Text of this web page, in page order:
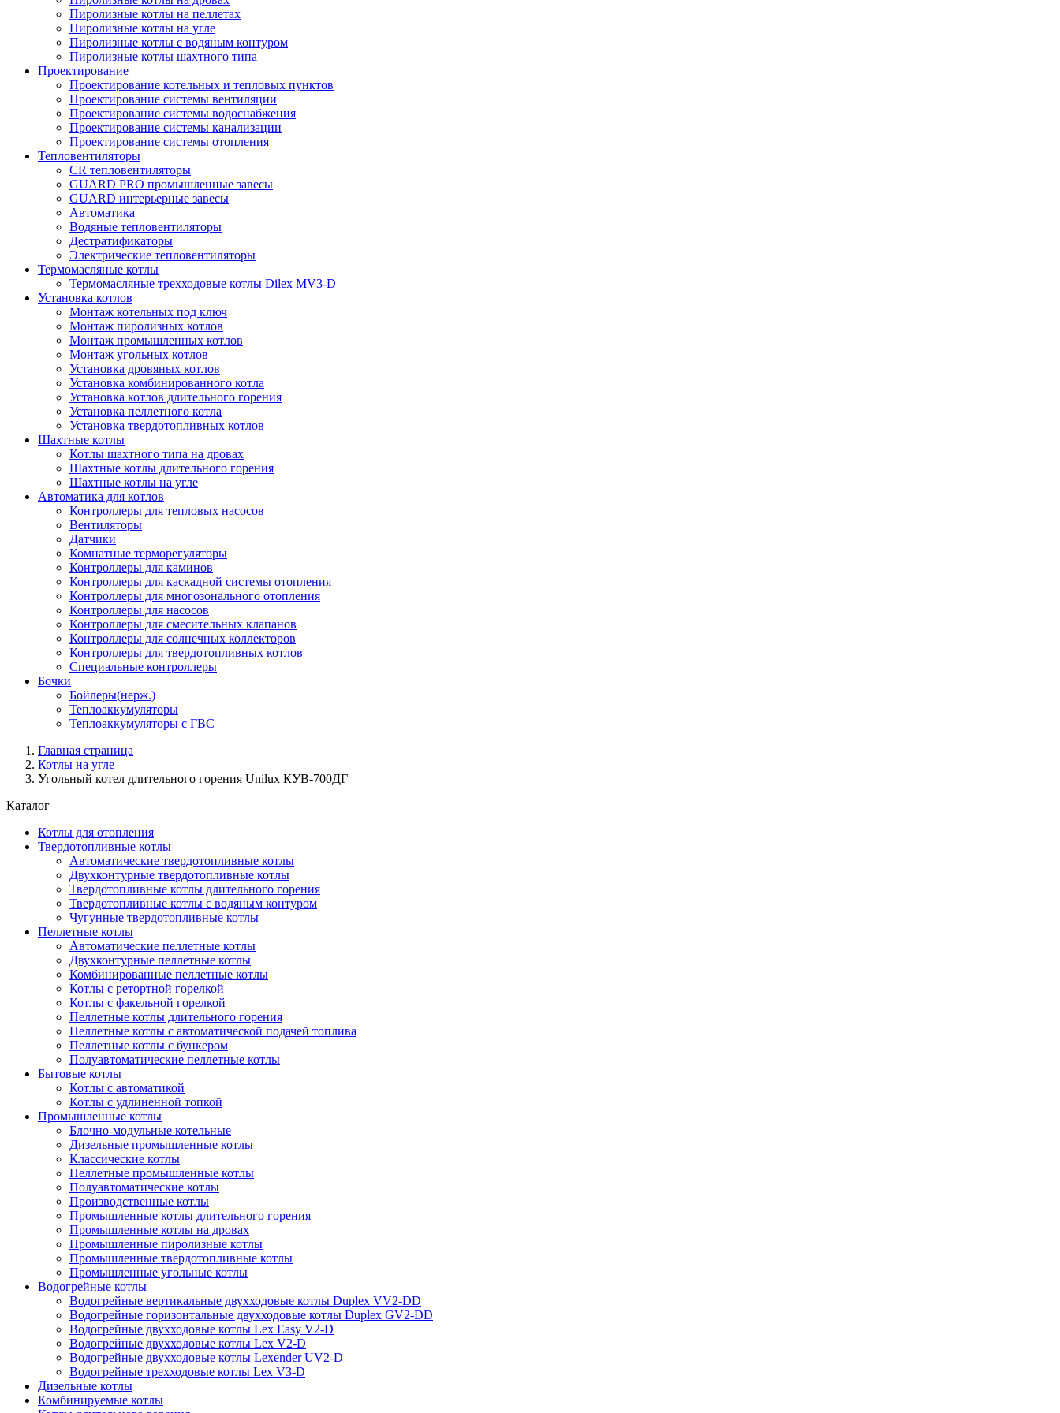
Пиролизные котлы на пеллетах
Пиролизные котлы на угле
Пиролизные котлы с водяным контуром
Пиролизные котлы шахтного типа
Проектирование
Проектирование котельных и тепловых пунктов
Проектирование системы вентиляции
Проектирование системы водоснабжения
Проектирование системы канализации
Проектирование системы отопления
Тепловентиляторы
CR тепловентиляторы
GUARD PRO промышленные завесы
GUARD интерьерные завесы
Автоматика
Водяные тепловентиляторы
Дестратификаторы
Электрические тепловентиляторы
Термомасляные котлы
Термомасляные трехходовые котлы Dilex MV3-D
Установка котлов
Монтаж котельных под ключ
Монтаж пиролизных котлов
Монтаж промышленных котлов
Монтаж угольных котлов
Установка дровяных котлов
Установка комбинированного котла
Установка котлов длительного горения
Установка пеллетного котла
Установка твердотопливных котлов
Шахтные котлы
Котлы шахтного типа на дровах
Шахтные котлы длительного горения
Шахтные котлы на угле
Автоматика для котлов
Контроллеры для тепловых насосов
Вентиляторы
Датчики
Комнатные терморегуляторы
Контроллеры для каминов
Контроллеры для каскадной системы отопления
Контроллеры для многозонального отопления
Контроллеры для насосов
Контроллеры для смесительных клапанов
Контроллеры для солнечных коллекторов
Контроллеры для твердотопливных котлов
Специальные контроллеры
Бочки
Бойлеры(нерж.)
Теплоаккумуляторы
Теплоаккумуляторы с ГВС
Главная страница
Котлы на угле
Угольный котел длительного горения Unilux КУВ-700ДГ
Каталог
Котлы для отопления
Твердотопливные котлы
Автоматические твердотопливные котлы
Двухконтурные твердотопливные котлы
Твердотопливные котлы длительного горения
Твердотопливные котлы с водяным контуром
Чугунные твердотопливные котлы
Пеллетные котлы
Автоматические пеллетные котлы
Двухконтурные пеллетные котлы
Комбинированные пеллетные котлы
Котлы с ретортной горелкой
Котлы с факельной горелкой
Пеллетные котлы длительного горения
Пеллетные котлы с автоматической подачей топлива
Пеллетные котлы с бункером
Полуавтоматические пеллетные котлы
Бытовые котлы
Котлы с автоматикой
Котлы с удлиненной топкой
Промышленные котлы
Блочно-модульные котельные
Дизельные промышленные котлы
Классические котлы
Пеллетные промышленные котлы
Полуавтоматические котлы
Производственные котлы
Промышленные котлы длительного горения
Промышленные котлы на дровах
Промышленные пиролизные котлы
Промышленные твердотопливные котлы
Промышленные угольные котлы
Водогрейные котлы
Водогрейные вертикальные двухходовые котлы Duplex VV2-DD
Водогрейные горизонтальные двухходовые котлы Duplex GV2-DD
Водогрейные двухходовые котлы Lex Easy V2-D
Водогрейные двухходовые котлы Lex V2-D
Водогрейные двухходовые котлы Lexender UV2-D
Водогрейные трехходовые котлы Lex V3-D
Дизельные котлы
Комбинируемые котлы